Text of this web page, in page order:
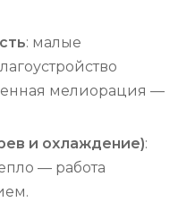
: малые
мелиорация —
и охлаждение):
— работа